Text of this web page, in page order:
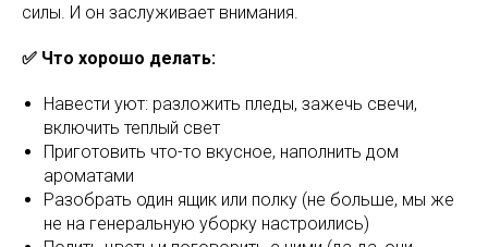
силы. И он заслуживает внимания.
✅ Что хорошо делать:
Навести уют: разложить пледы, зажечь свечи,
включить теплый свет
Приготовить что-то вкусное, наполнить дом
ароматами
Разобрать один ящик или полку (не больше, мы же
не на генеральную уборку настроились)